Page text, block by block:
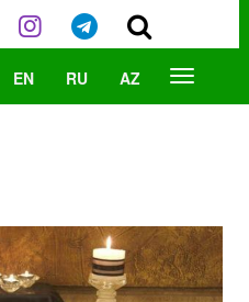
AZ
RU
EN